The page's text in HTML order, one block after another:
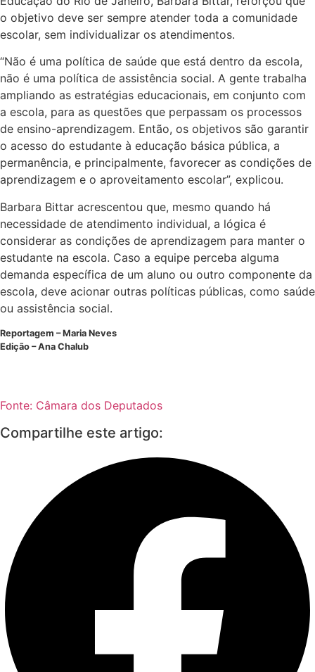
o objetivo deve ser sempre atender toda a comunidade
escolar, sem individualizar os atendimentos.
“Não é uma política de saúde que está dentro da escola,
não é uma política de assistência social. A gente trabalha
ampliando as estratégias educacionais, em conjunto com
a escola, para as questões que perpassam os processos
de ensino-aprendizagem. Então, os objetivos são garantir
o acesso do estudante à educação básica pública, a
permanência, e principalmente, favorecer as condições de
aprendizagem e o aproveitamento escolar”, explicou.
Barbara Bittar acrescentou que, mesmo quando há
necessidade de atendimento individual, a lógica é
considerar as condições de aprendizagem para manter o
estudante na escola. Caso a equipe perceba alguma
demanda específica de um aluno ou outro componente da
escola, deve acionar outras políticas públicas, como saúde
ou assistência social.
Reportagem – Maria Neves
Edição – Ana Chalub
Fonte: Câmara dos Deputados
Compartilhe este artigo: